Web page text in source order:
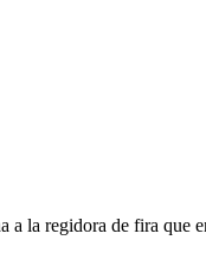
la regidora de fira que